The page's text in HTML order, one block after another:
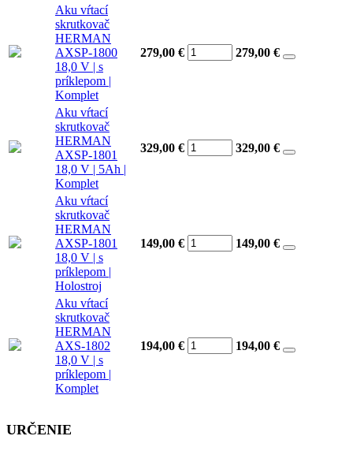
Aku vŕtací
skrutkovač
HERMAN
AXSP-1800
18,0 V | s
príklepom |
Komplet
279,00 € 279,00 €
Aku vŕtací
skrutkovač
HERMAN
AXSP-1801
18,0 V | 5Ah |
Komplet
329,00 € 329,00 €
Aku vŕtací
skrutkovač
HERMAN
AXSP-1801
18,0 V | s
príklepom |
Holostroj
149,00 € 149,00 €
Aku vŕtací
skrutkovač
HERMAN
AXS-1802
18,0 V | s
príklepom |
Komplet
194,00 € 194,00 €
URČENIE